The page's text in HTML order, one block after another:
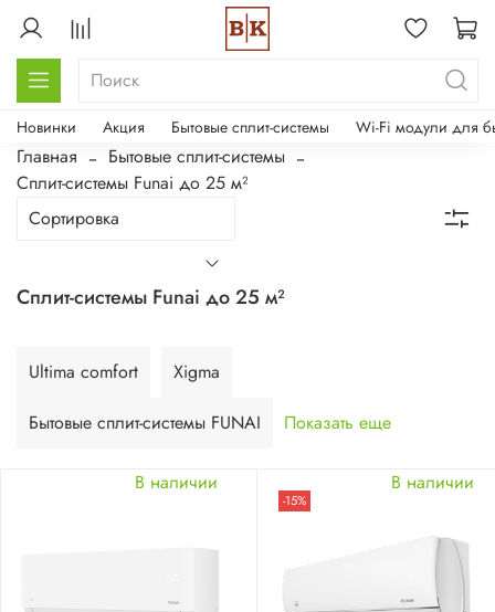
Новинки Акция Бытовые сплит-системы Wi-Fi модули для
Главная
Бытовые сплит-системы
Сплит-системы Funai до 25 м²
Сплит-системы Funai до 25 м²
Ultima comfort
Xigma
Бытовые сплит-системы FUNAI
Показать еще
В наличии
-15%
В наличии